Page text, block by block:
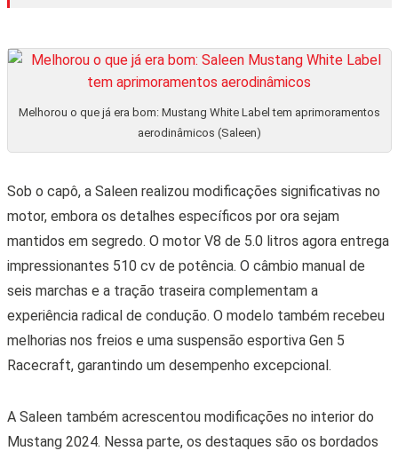
Melhorou o que já era bom: Mustang White Label tem aprimoramentos
aerodinâmicos (Saleen)
Sob o capô, a Saleen realizou modificações significativas no
motor, embora os detalhes específicos por ora sejam
mantidos em segredo. O motor V8 de 5.0 litros agora entrega
impressionantes 510 cv de potência. O câmbio manual de
seis marchas e a tração traseira complementam a
experiência radical de condução. O modelo também recebeu
melhorias nos freios e uma suspensão esportiva Gen 5
Racecraft, garantindo um desempenho excepcional.
A Saleen também acrescentou modificações no interior do
Mustang 2024. Nessa parte, os destaques são os bordados